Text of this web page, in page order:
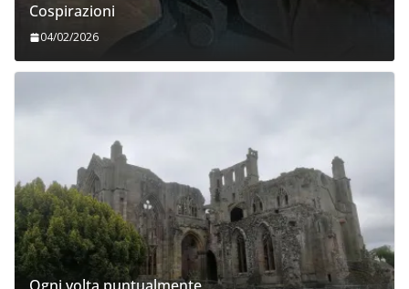
Cospirazioni
04/02/2026